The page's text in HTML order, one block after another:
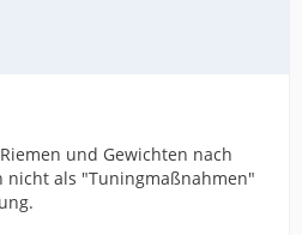
und Gewichten nach
nicht als "Tuningmaßnahmen"